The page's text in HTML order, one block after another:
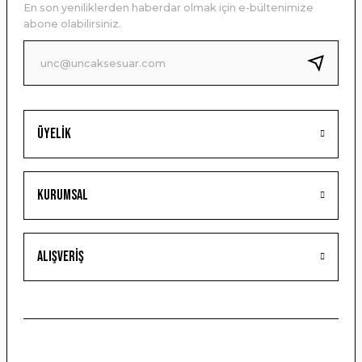
Ürün bilgilerinde hatalar bulunuyor.
Ürün fiyatı diğer sitelerden daha pahalı.
Bu ürüne benzer farklı alternatifler olmalı.
Gönder
Üyelik
Kurumsal
Alışveriş
En son yeniliklerden haberdar olmak için e-bültenimize
abone olabilirsiniz.